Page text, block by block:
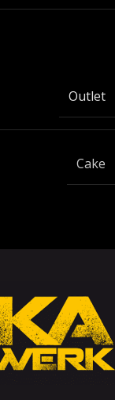
Outlet
Cake